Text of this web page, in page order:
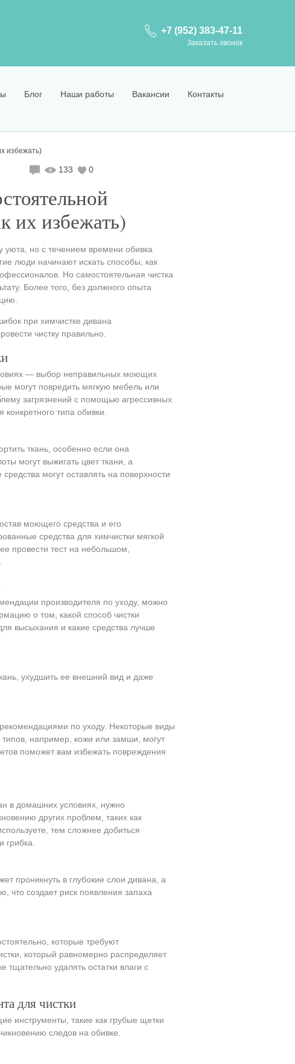
+7 (952) 383-47-11
Заказать звонок
Блог Наши работы Вакансии Контакты
избежать)
133 0
их избежать)
но с течением времени обивка
люди начинают искать способы, как
Но самостоятельная чистка
Более того, без должного опыта
при химчистке дивана
чистку правильно.
— выбор неправильных моющих
могут повредить мягкую мебель или
загрязнений с помощью агрессивных
типа обивки.
ткань, особенно если она
могут выжигать цвет ткани, а
могут оставлять на поверхности
моющего средства и его
средства для химчистки мягкой
провести тест на небольшом,
производителя по уходу, можно
о том, какой способ чистки
высыхания и какие средства лучше
ухудшить ее внешний вид и даже
по уходу. Некоторые виды
типов, например, кожи или замши, могут
поможет вам избежать повреждения
в домашних условиях, нужно
других проблем, таких как
тем сложнее добиться
проникнуть в глубокие слои дивана, а
что создает риск появления запаха
которые требуют
который равномерно распределяет
тщательно удалять остатки влаги с
для чистки
инструменты, такие как грубые щетки
следов на обивке.